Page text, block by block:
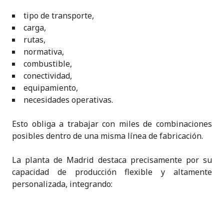
tipo de transporte,
carga,
rutas,
normativa,
combustible,
conectividad,
equipamiento,
necesidades operativas.
Esto obliga a trabajar con miles de combinaciones
posibles dentro de una misma línea de fabricación.
La planta de Madrid destaca precisamente por su
capacidad de producción flexible y altamente
personalizada, integrando: